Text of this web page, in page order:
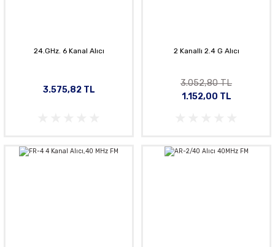
24.GHz. 6 Kanal Alıcı
3.575,82 TL
2 Kanallı 2.4 G Alıcı
3.052,80 TL
1.152,00 TL